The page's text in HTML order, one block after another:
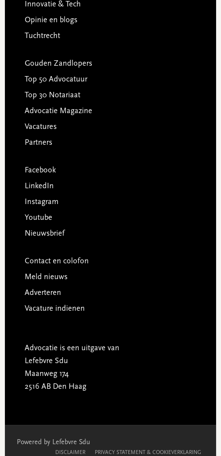
Innovatie & Tech
Opinie en blogs
Tuchtrecht
Gouden Zandlopers
Top 50 Advocatuur
Top 30 Notariaat
Advocatie Magazine
Vacatures
Partners
Facebook
LinkedIn
Instagram
Youtube
Nieuwsbrief
Contact en colofon
Meld nieuws
Adverteren
Vacature indienen
Advocatie is een uitgave van
Lefebvre Sdu
Maanweg 174
2516 AB Den Haag
Powered by Lefebvre Sdu
DISCLAIMER PRIVACY STATEMENT & COOKIEVERKLARING